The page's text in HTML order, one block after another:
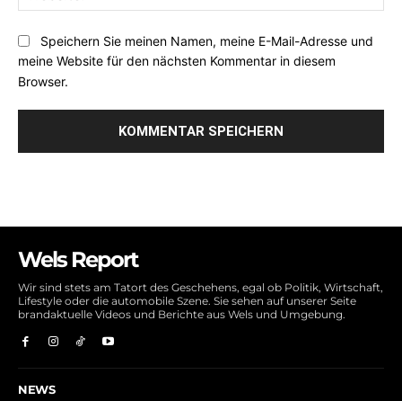
Speichern Sie meinen Namen, meine E-Mail-Adresse und
meine Website für den nächsten Kommentar in diesem
Browser.
Wels Report
Wir sind stets am Tatort des Geschehens, egal ob Politik, Wirtschaft,
Lifestyle oder die automobile Szene. Sie sehen auf unserer Seite
brandaktuelle Videos und Berichte aus Wels und Umgebung.
NEWS